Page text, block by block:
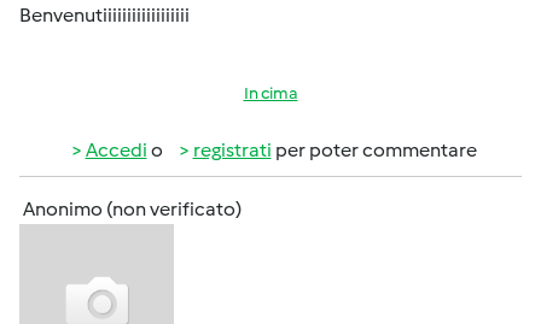
Benvenutiiiiiiiiiiiiiiiiii
In cima
Accedi o registrati per poter commentare
Anonimo (non verificato)